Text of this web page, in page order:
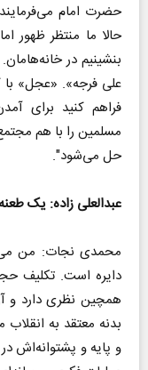
حضرت امام
حالا ما منتظر ظهور
بنشینیم در
علی فرجه». «عجل» با
فراهم کنید برای
مسلمین را با هم
حل می‌شود".
عبدالعلی زاده: یک
محمدی نجات: من
دایره است. تکلیف
همچین نظری دارد و
بدنه معتقد به
و پایه و پشتوانه‌اش